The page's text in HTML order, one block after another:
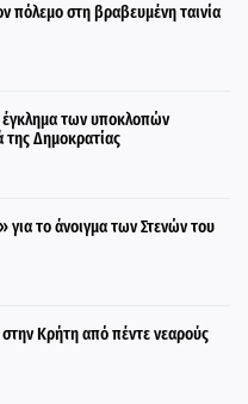
πόλεμο στη βραβευμένη ταινία
των υποκλοπών
της Δημοκρατίας
για το άνοιγμα των Στενών του
Κρήτη από πέντε νεαρούς